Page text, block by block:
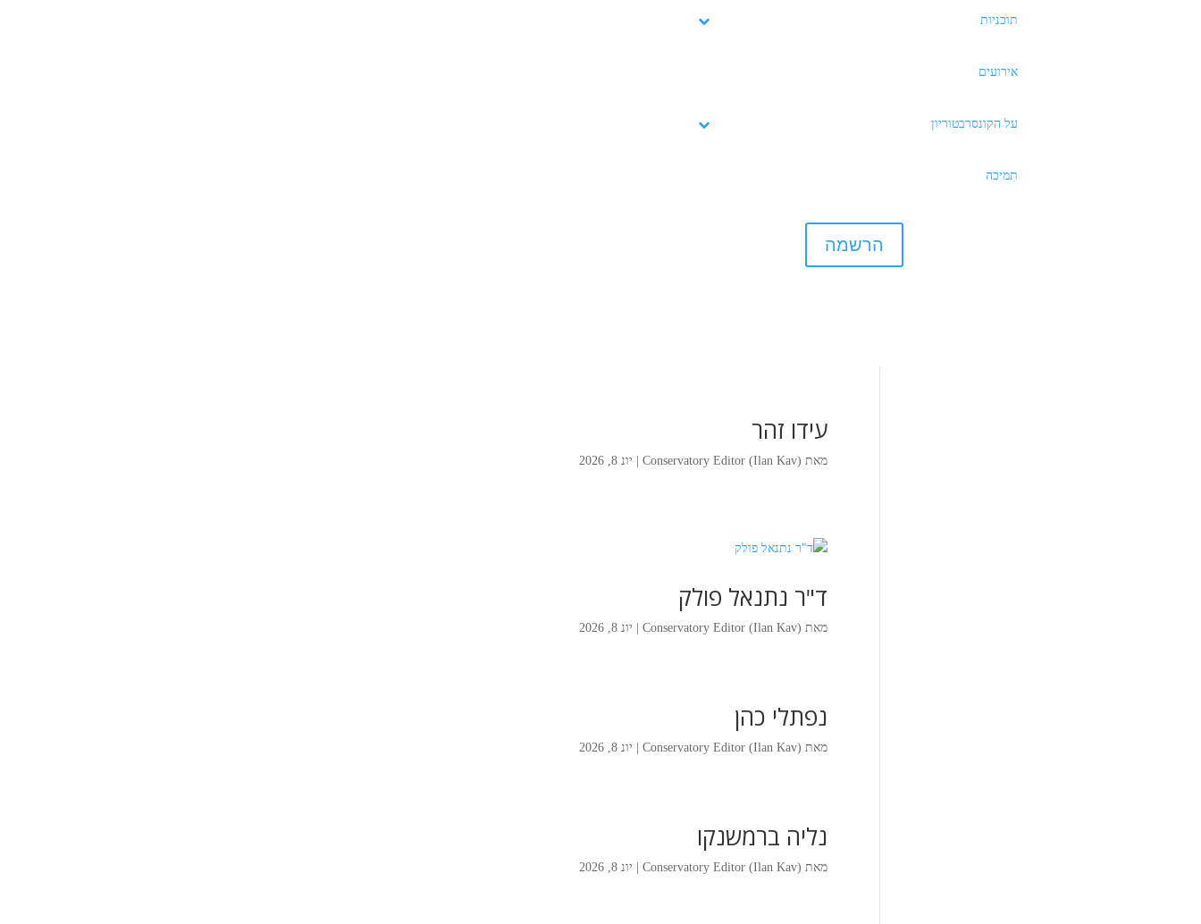
תוכניות
אירועים
על הקונסרבטוריון
תמיכה
הרשמה
עידו זהר
מאת Conservatory Editor (Ilan Kav)
| יונ 8, 2026
ד"ר נתנאל פולק
מאת Conservatory Editor (Ilan Kav)
| יונ 8, 2026
נפתלי כהן
מאת Conservatory Editor (Ilan Kav)
| יונ 8, 2026
נליה ברמשנקו
מאת Conservatory Editor (Ilan Kav)
| יונ 8, 2026